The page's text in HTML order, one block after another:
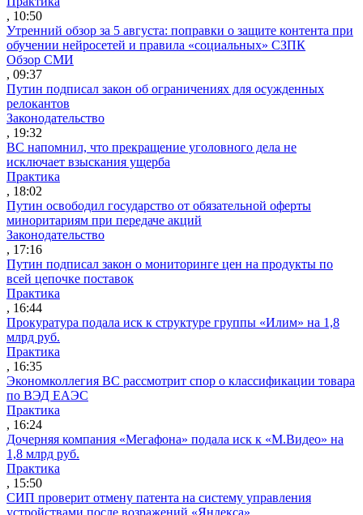
, 10:50
Утренний обзор за 5 августа: поправки о защите контента при
обучении нейросетей и правила «социальных» СЗПК
Обзор СМИ
, 09:37
Путин подписал закон об ограничениях для осужденных
релокантов
Законодательство
, 19:32
ВС напомнил, что прекращение уголовного дела не
исключает взыскания ущерба
Практика
, 18:02
Путин освободил государство от обязательной оферты
миноритариям при передаче акций
Законодательство
, 17:16
Путин подписал закон о мониторинге цен на продукты по
всей цепочке поставок
Практика
, 16:44
Прокуратура подала иск к структуре группы «Илим» на 1,8
млрд руб.
Практика
, 16:35
Экономколлегия ВС рассмотрит спор о классификации товара
по ВЭД ЕАЭС
Практика
, 16:24
Дочерняя компания «Мегафона» подала иск к «М.Видео» на
1,8 млрд руб.
Практика
, 15:50
СИП проверит отмену патента на систему управления
устройствами после возражений «Яндекса»